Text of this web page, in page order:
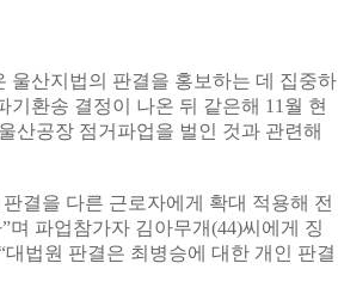
울산지법의 판결을 홍보하는 데 집중하
기환송 결정이 나온 뒤 같은해 11월 현
산공장 점거파업을 벌인 것과 관련해
결을 다른 근로자에게 확대 적용해 전
파업참가자 김아무개(44)씨에게 징
법원 판결은 최병승에 대한 개인 판결